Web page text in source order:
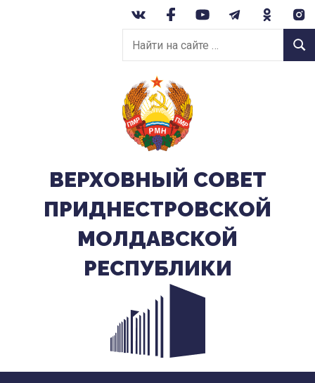
Найти
на
сайте:
ВЕРХОВНЫЙ CОВЕТ
ПРИДНЕСТРОВСКОЙ
МОЛДАВСКОЙ
РЕСПУБЛИКИ